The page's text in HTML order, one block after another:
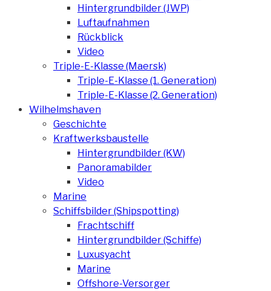
Hintergrundbilder (JWP)
Luftaufnahmen
Rückblick
Video
Triple-E-Klasse (Maersk)
Triple-E-Klasse (1. Generation)
Triple-E-Klasse (2. Generation)
Wilhelmshaven
Geschichte
Kraftwerksbaustelle
Hintergrundbilder (KW)
Panoramabilder
Video
Marine
Schiffsbilder (Shipspotting)
Frachtschiff
Hintergrundbilder (Schiffe)
Luxusyacht
Marine
Offshore-Versorger